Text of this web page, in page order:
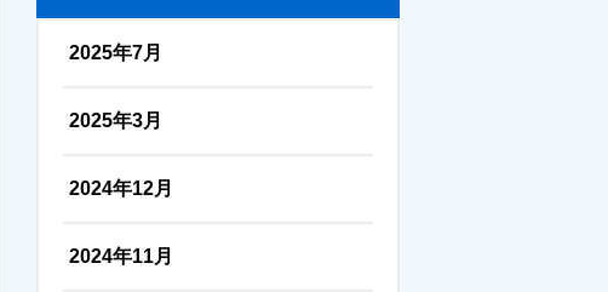
2025年7月
2025年3月
2024年12月
2024年11月